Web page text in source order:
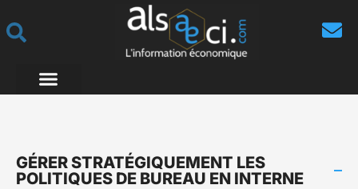
GÉRER STRATÉGIQUEMENT LES
POLITIQUES DE BUREAU EN INTERNE